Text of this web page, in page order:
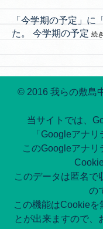
「今学期の予定」に
た。 今学期の予定 続
© 2016 我らの敷島
当サイトでは、
「Googleアナ
このGoogleアナリ
このデータは匿名で
の
この機能はCookieを
とが出来ますので、